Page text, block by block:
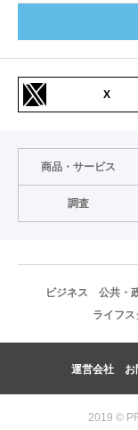
X
商品・サービス
調査
ビジネス 公共・
ライフ
運営会社 お
2019 ©